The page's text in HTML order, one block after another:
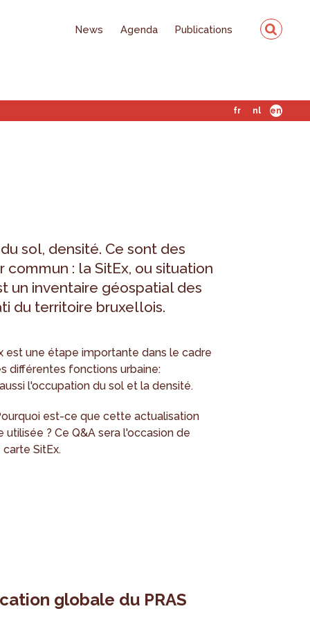
News Agenda Publications
fr nl en
sol, densité. Ce sont des
: la SitEx, ou situation
un inventaire géospatial des
du territoire bruxellois.
est une étape importante dans le cadre
différentes fonctions urbaine:
l'occupation du sol et la densité.
est-ce que cette actualisation
? Ce Q&A sera l'occasion de
SitEx.
globale du PRAS